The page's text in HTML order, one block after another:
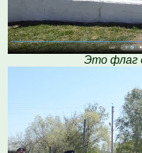
Это флаг